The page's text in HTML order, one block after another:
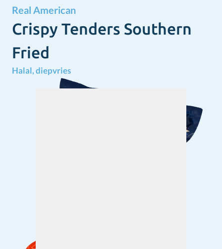
Real American
Crispy Tenders Southern
Fried
Halal, diepvries